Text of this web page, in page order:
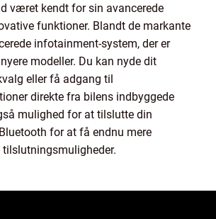
været kendt for sin avancerede
funktioner. Blandt de markante
infotainment-system, der er
modeller. Du kan nyde dit
eller få adgang til
direkte fra bilens indbyggede
mulighed for at tilslutte din
for at få endnu mere